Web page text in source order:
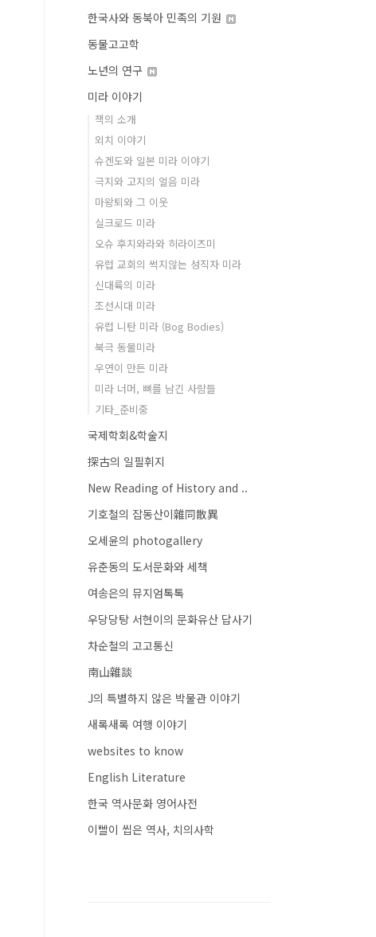
한국사와 동북아 민족의 기원
동물고고학
노년의 연구
미라 이야기
책의 소개
외치 이야기
슈겐도와 일본 미라 이야기
극지와 고지의 얼음 미라
마왕퇴와 그 이웃
실크로드 미라
오슈 후지와라와 히라이즈미
유럽 교회의 썩지않는 성직자 미라
신대륙의 미라
조선시대 미라
유럽 니탄 미라 (Bog Bodies)
북극 동물미라
우연이 만든 미라
미라 너머, 뼈를 남긴 사람들
기타_준비중
국제학회&학술지
探古의 일필휘지
New Reading of History and ..
기호철의 잡동산이雜同散異
오세윤의 photogallery
유춘동의 도서문화와 세책
여송은의 뮤지엄톡톡
우당당탕 서현이의 문화유산 답사기
차순철의 고고통신
南山雜談
J의 특별하지 않은 박물관 이야기
새록새록 여행 이야기
websites to know
English Literature
한국 역사문화 영어사전
이빨이 씹은 역사, 치의사학